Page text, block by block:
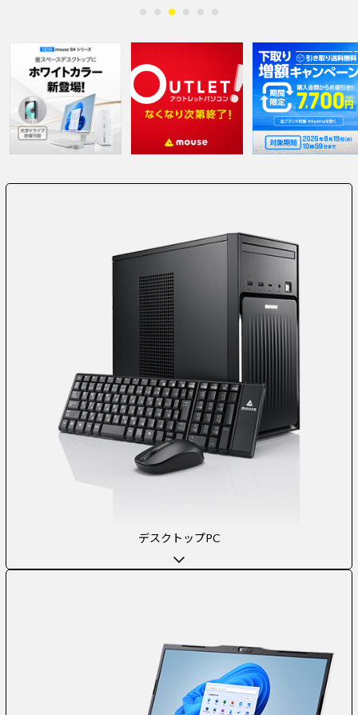
デスクトップPC